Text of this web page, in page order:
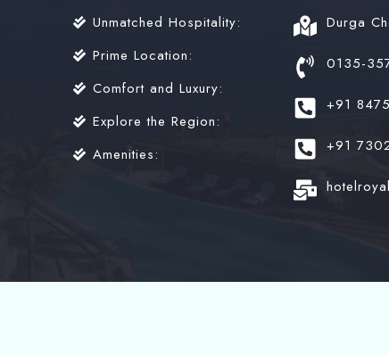
Unmatched Hospitality:
Prime Location:
Comfort and Luxury:
Explore the Region:
Amenities:
Durga
0135-
+91
+91